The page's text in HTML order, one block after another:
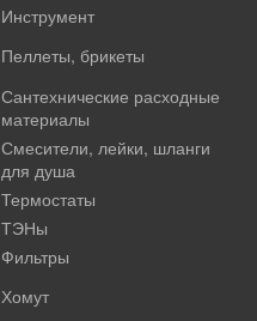
Инструмент
Пеллеты, брикеты
Сантехнические расходные
материалы
Смесители, лейки, шланги
для душа
Термостаты
ТЭНы
Фильтры
Хомут